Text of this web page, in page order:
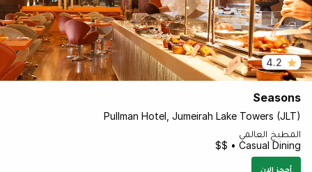
4.2
Seasons
Pullman Hotel, Jumeirah Lake Towers (JLT)
المطبخ العالمي
Casual Dining • $$
أحجز الان